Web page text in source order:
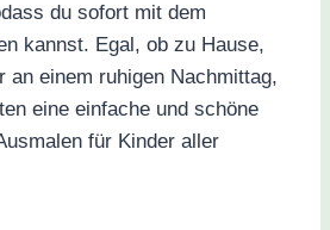
du sofort mit dem
kannst. Egal, ob zu Hause,
an einem ruhigen Nachmittag,
eine einfache und schöne
für Kinder aller